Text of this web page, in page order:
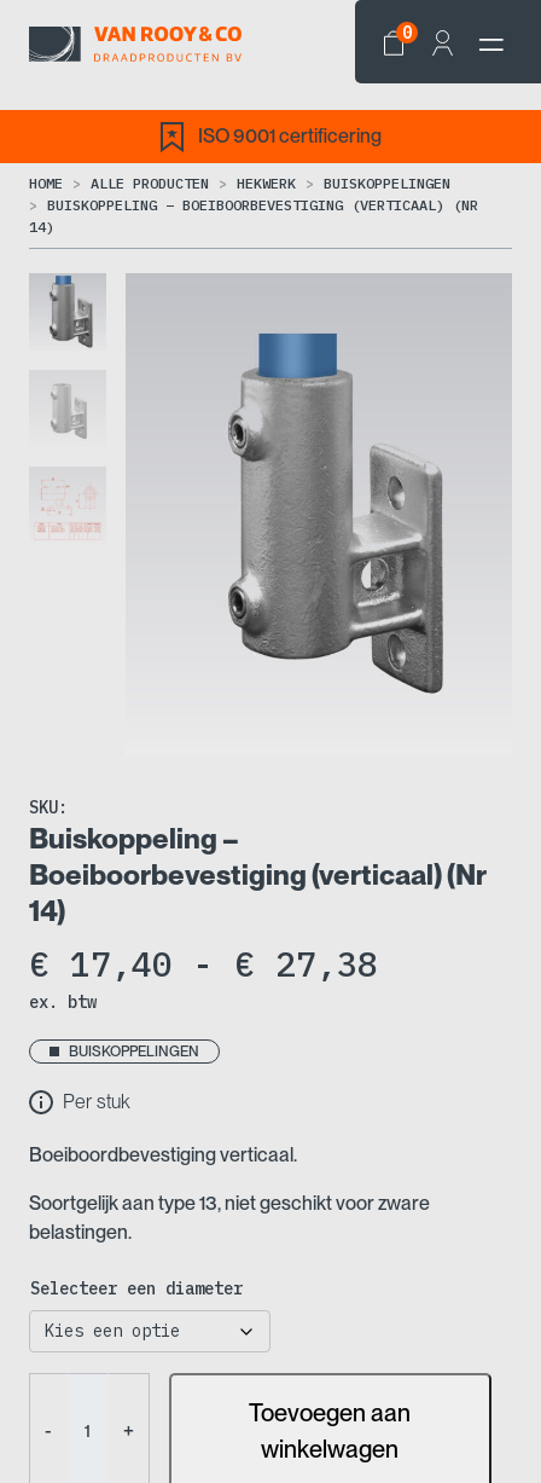
0
ISO 9001 certificering
HOME ALLE PRODUCTEN HEKWERK
BUISKOPPELINGEN
BUISKOPPELING – BOEIBOORBEVESTIGING (VERTICAAL) (NR
14)
SKU:
Buiskoppeling –
Boeiboorbevestiging (verticaal) (Nr
14)
€ 17,40 - € 27,38
ex. btw
BUISKOPPELINGEN
Per stuk
Boeiboordbevestiging verticaal.
Soortgelijk aan type 13, niet geschikt voor zware
belastingen.
Selecteer een diameter
-
Boeiboorbevestiging
+
Toevoegen aan
winkelwagen